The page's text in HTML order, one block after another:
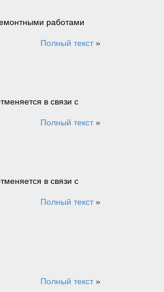
работами
Полный текст»
в связи с
Полный текст»
в связи с
Полный текст»
Полный текст»